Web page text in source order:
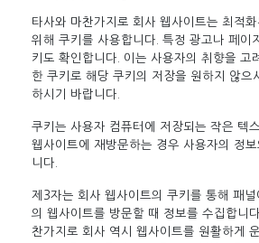
타사와 마찬가지로 회사 웹사이트는 최적화
위해 쿠키를 사용합니다. 특정 광고나 페이
키도 확인합니다. 이는 사용자의 취향을 고
한 쿠키로 해당 쿠키의 저장을 원하지 않으
하시기 바랍니다.
쿠키는 사용자 컴퓨터에 저장되는 작은 텍
웹사이트에 재방문하는 경우 사용자의 정
니다.
제3자는 회사 웹사이트의 쿠키를 통해 패
의 웹사이트를 방문할 때 정보를 수집합니
찬가지로 회사 역시 웹사이트를 원활하게